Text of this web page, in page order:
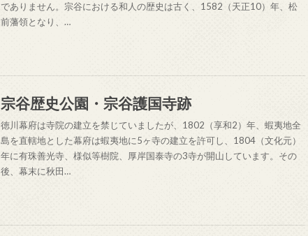
でありません。宗谷における和人の歴史は古く、1582（天正10）年、松
前藩領となり、…
宗谷歴史公園・宗谷護国寺跡
徳川幕府は寺院の建立を禁じていましたが、1802（享和2）年、蝦夷地全
島を直轄地とした幕府は蝦夷地に5ヶ寺の建立を許可し、1804（文化元）
年に有珠善光寺、様似等樹院、厚岸国泰寺の3寺が開山しています。その
後、幕末に秋田…